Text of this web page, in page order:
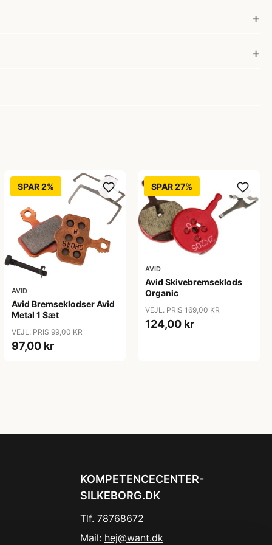
SPAR 2%
AVID
Avid Bremseklodser Avid
Metal 1 Sæt
VEJL. PRIS 99,00 KR
97,00 kr
SPAR 27%
AVID
Avid Skivebremseklods
Organic
VEJL. PRIS 169,00 KR
124,00 kr
KOMPETENCECENTER-
SILKEBORG.DK
Tlf. 78768672
Mail: hej@want.dk